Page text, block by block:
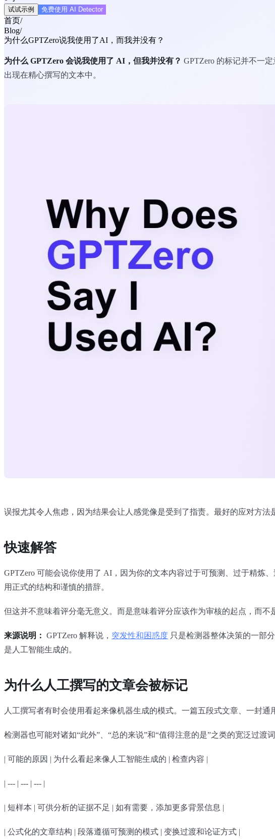
试试示例 免费使用 AI Detector
首页/
Blog/
为什么GPTZero说我使用了AI，而我并没有？
为什么 GPTZero 会说我使用了 AI，但我并没有？ GPTZero 的标记并不一
出现在精心撰写的文本中。
误报尤其令人焦虑，因为结果会让人感觉像是受到了指责。最好的应对方
快速解答
GPTZero 可能会说你使用了 AI，因为你的文本内容过于可预测、过于精炼
用正式的结构和谨慎的措辞。
但这并不意味着评分毫无意义。而是意味着评分应该作为审核的起点，而不
来源说明： GPTZero 解释说， 突发性和困惑度 只是检测器整体决策的一部
是人工智能生成的。
为什么人工撰写的文章会被标记
人工撰写者有时会使用看起来像机器生成的模式。一篇五段式文章、一封
检测器也可能对诸如“此外”、“总的来说”和“值得注意的是”之类的宽泛过
| 可能的原因 | 为什么看起来像人工智能生成的 | 检查内容 |
| --- | --- | --- |
| 短样本 | 可供分析的证据不足 | 如有需要，添加更多背景信息 |
| 公式化的文章结构 | 段落遵循可预测的模式 | 变换过渡和论证方式 |